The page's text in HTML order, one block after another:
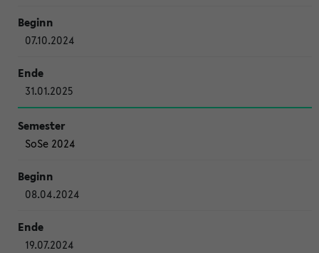
07.10.2024
31.01.2025
SoSe 2024
08.04.2024
19.07.2024